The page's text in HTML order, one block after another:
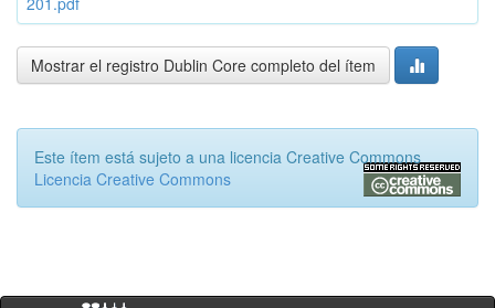
Mostrar el registro Dublin Core completo del ítem
Este ítem está sujeto a una licencia Creative Commons
Licencia Creative Commons